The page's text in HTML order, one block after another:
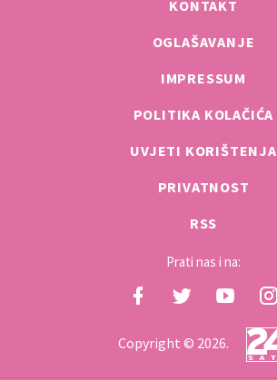
KONTAKT
OGLAŠAVANJE
IMPRESSUM
POLITIKA KOLAČIĆA
UVJETI KORIŠTENJA
PRIVATNOST
RSS
Prati nas i na:
Copyright © 2026.